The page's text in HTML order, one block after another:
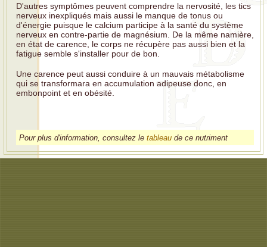
D'autres symptômes peuvent comprendre la nervosité, les tics
nerveux inexpliqués mais aussi le manque de tonus ou
d'énergie puisque le calcium participe à la santé du système
nerveux en contre-partie de magnésium. De la même namière,
en état de carence, le corps ne récupère pas aussi bien et la
fatigue semble s'installer pour de bon.
Une carence peut aussi conduire à un mauvais métabolisme
qui se transformara en accumulation adipeuse donc, en
embonpoint et en obésité.
Pour plus d'information, consultez le tableau de ce nutriment